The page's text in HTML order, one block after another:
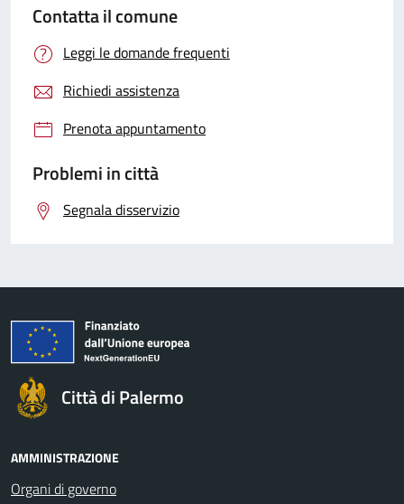
Contatta il comune
Leggi le domande frequenti
Richiedi assistenza
Prenota appuntamento
Problemi in città
Segnala disservizio
Città di Palermo
AMMINISTRAZIONE
Organi di governo